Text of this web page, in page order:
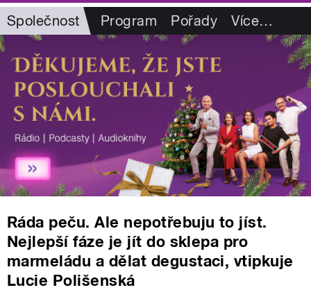
Společnost Program Pořady Více…
Ráda peču. Ale nepotřebuju to jíst.
Nejlepší fáze je jít do sklepa pro
marmeládu a dělat degustaci, vtipkuje
Lucie Polišenská